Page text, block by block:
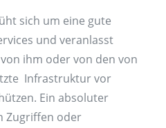
sich um eine gute
und veranlasst
ihm oder von den von
Infrastruktur vor
Ein absoluter
Zugriffen oder